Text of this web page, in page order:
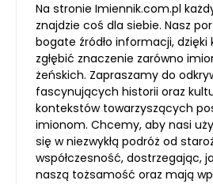
Na stronie Imiennik.com.pl
znajdzie coś dla siebie. Nasz
bogate źródło informacji,
zgłębić znaczenie zarówno
żeńskich. Zapraszamy do
fascynujących historii oraz
kontekstów towarzyszących
imionom. Chcemy, aby nasi
się w niezwykłą podróż od
współczesność, dostrzegając,
naszą tożsamość oraz mają